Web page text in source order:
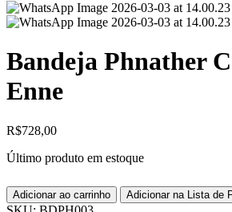
Bandeja Phnather
Enne
R$728,00
Último produto em estoque
Adicionar ao carrinho Adicionar na Lista de